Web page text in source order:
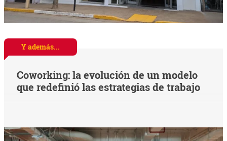
Y además...
Coworking: la evolución de un modelo
que redefinió las estrategias de trabajo